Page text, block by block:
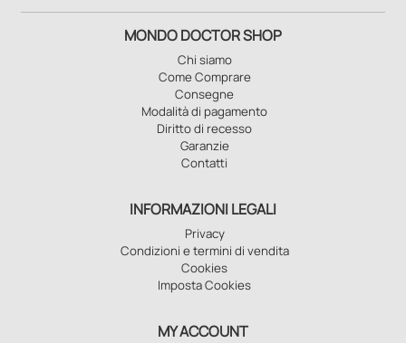
MONDO DOCTOR SHOP
Chi siamo
Come Comprare
Consegne
Modalità di pagamento
Diritto di recesso
Garanzie
Contatti
INFORMAZIONI LEGALI
Privacy
Condizioni e termini di vendita
Cookies
Imposta Cookies
MY ACCOUNT